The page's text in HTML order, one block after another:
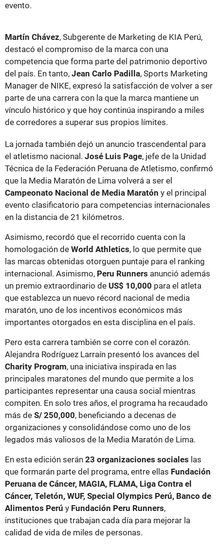
evento.
Martín Chávez, Subgerente de Marketing de KIA Perú,
destacó el compromiso de la marca con una
competencia que forma parte del patrimonio deportivo
del país. En tanto, Jean Carlo Padilla, Sports Marketing
Manager de NIKE, expresó la satisfacción de volver a ser
parte de una carrera con la que la marca mantiene un
vínculo histórico y que hoy continúa inspirando a miles
de corredores a superar sus propios límites.
La jornada también dejó un anuncio trascendental para
el atletismo nacional. José Luis Page, jefe de la Unidad
Técnica de la Federación Peruana de Atletismo, confirmó
que la Media Maratón de Lima volverá a ser el
Campeonato Nacional de Media Maratón y el principal
evento clasificatorio para competencias internacionales
en la distancia de 21 kilómetros.
Asimismo, recordó que el recorrido cuenta con la
homologación de World Athletics, lo que permite que
las marcas obtenidas otorguen puntaje para el ranking
internacional. Asimismo, Peru Runners anunció además
un premio extraordinario de US$ 10,000 para el atleta
que establezca un nuevo récord nacional de media
maratón, uno de los incentivos económicos más
importantes otorgados en esta disciplina en el país.
Pero esta carrera también se corre con el corazón.
Alejandra Rodríguez Larraín presentó los avances del
Charity Program, una iniciativa inspirada en las
principales maratones del mundo que permite a los
participantes representar una causa social mientras
compiten. En solo tres años, el programa ha recaudado
más de S/ 250,000, beneficiando a decenas de
organizaciones y consolidándose como uno de los
legados más valiosos de la Media Maratón de Lima.
En esta edición serán 23 organizaciones sociales las
que formarán parte del programa, entre ellas Fundación
Peruana de Cáncer, MAGIA, FLAMA, Liga Contra el
Cáncer, Teletón, WUF, Special Olympics Perú, Banco de
Alimentos Perú y Fundación Peru Runners,
instituciones que trabajan cada día para mejorar la
calidad de vida de miles de personas.